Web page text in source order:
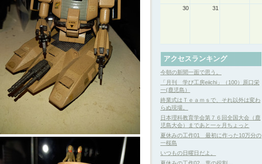
30 31
アクセスランキング
今朝の新聞一面で思う。
「月刊 学び工房eiichi」（100）原口栄
一(鹿児島）
終業式はＴｅａｍｓで、それ以外は変わ
らぬ現場。
日本理科教育学会第７６回全国大会（鹿
児島大会）まであと一ヶ月ちょっと
夏休みの工作01 最初に作った10万分の
一桜島
いつもの日曜日だよ。